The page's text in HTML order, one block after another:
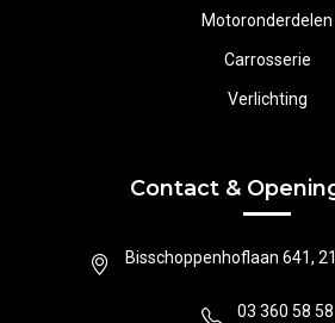
Motoronderdelen
Carrosserie
Verlichting
Contact &
Bisschoppenhoflaan 641,
03 360 58 58